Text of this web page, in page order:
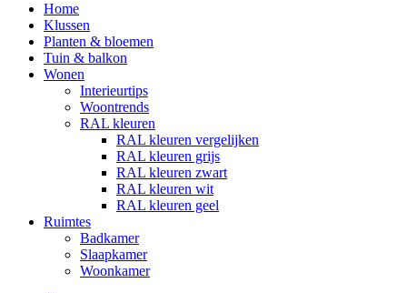
Home
Klussen
Planten & bloemen
Tuin & balkon
Wonen
Interieurtips
Woontrends
RAL kleuren
RAL kleuren vergelijken
RAL kleuren grijs
RAL kleuren zwart
RAL kleuren wit
RAL kleuren geel
Ruimtes
Badkamer
Slaapkamer
Woonkamer